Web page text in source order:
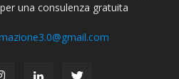
una consulenza gratuita